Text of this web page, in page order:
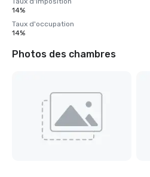
14%
Taux d'occupation
14%
Photos des chambres